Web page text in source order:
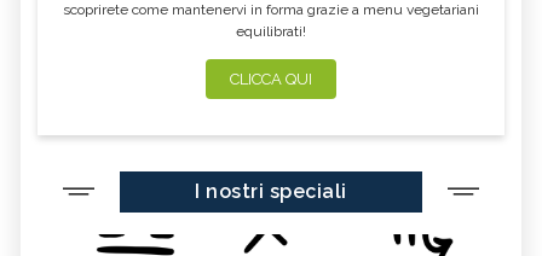
scoprirete come mantenervi in forma grazie a menu vegetariani
equilibrati!
CLICCA QUI
I nostri speciali